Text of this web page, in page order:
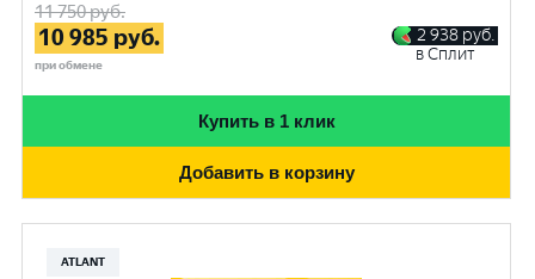
11 750руб.
10 985 руб.
при обмене
2 938 руб.
в Сплит
Купить в 1 клик
Добавить в корзину
ATLANT